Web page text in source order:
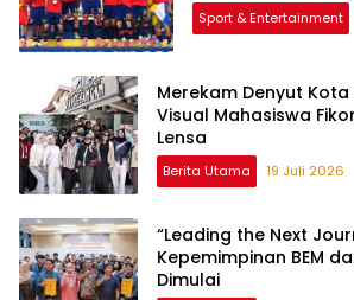
Sport & Entertainment
Merekam Denyut
Visual Mahasiswa
Lensa
Berita Utama 19 Juli 2026
“Leading the Next
Kepemimpinan BEM
Dimulai